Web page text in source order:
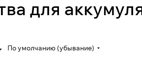
для
По умолчанию (убывание)